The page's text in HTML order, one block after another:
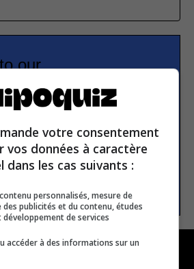
our
votre consentement
vos données à caractère
dans les cas suivants :
personnalisés, mesure de
publicités et du contenu, études
développement de services
accéder à des informations sur un